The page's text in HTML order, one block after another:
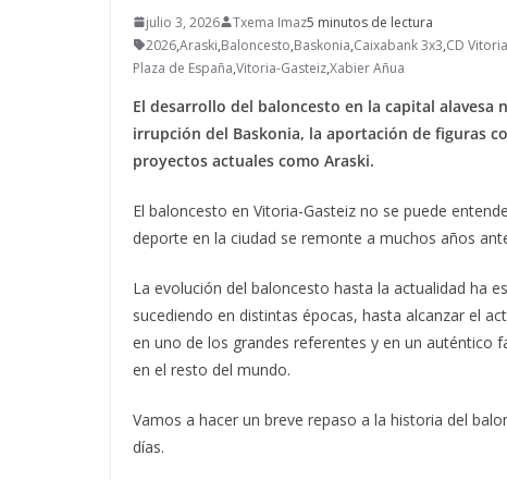
julio 3, 2026 Txema Imaz5 minutos de lectura
2026,Araski,Baloncesto,Baskonia,Caixabank 3x3,CD Vitoria
Plaza de España,Vitoria-Gasteiz,Xabier Añua
El desarrollo del baloncesto en la capital
irrupción del Baskonia, la aportación de figuras
proyectos actuales como Araski.
El baloncesto en Vitoria-Gasteiz no se puede
deporte en la ciudad se remonte a muchos años
La evolución del baloncesto hasta la actualidad ha
sucediendo en distintas épocas, hasta alcanzar el
en uno de los grandes referentes y en un auténtico
en el resto del mundo.
Vamos a hacer un breve repaso a la historia del
días.